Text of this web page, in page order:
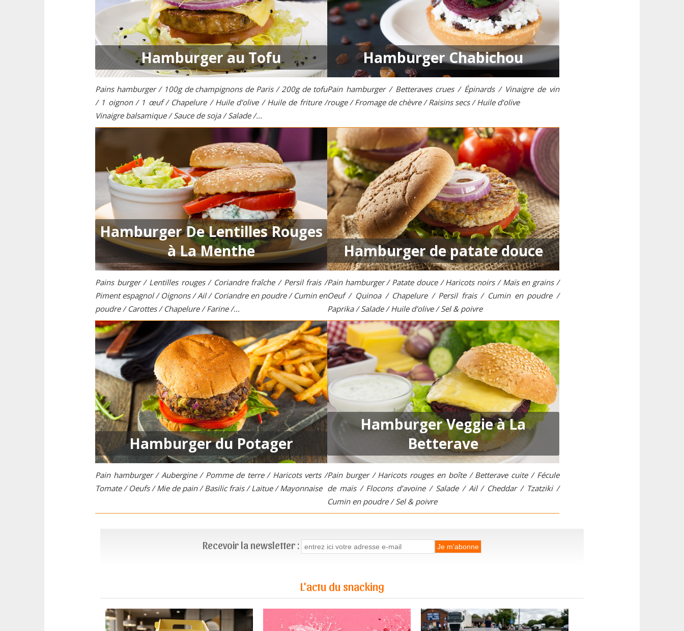
Hamburger au Tofu
Pains hamburger / 100g de champignons de Paris / 200g de tofu
/ 1 oignon / 1 œuf / Chapelure / Huile d'olive / Huile de friture /
Vinaigre balsamique / Sauce de soja / Salade /...
Hamburger Chabichou
Pain hamburger / Betteraves crues / Épinards / Vinaigre de vin
rouge / Fromage de chèvre / Raisins secs / Huile d’olive
Hamburger De Lentilles Rouges
à La Menthe
Pains burger / Lentilles rouges / Coriandre fraîche / Persil frais /
Piment espagnol / Oignons / Ail / Coriandre en poudre / Cumin en
poudre / Carottes / Chapelure / Farine /...
Hamburger de patate douce
Pain hamburger / Patate douce / Haricots noirs / Maïs en grains /
Oeuf / Quinoa / Chapelure / Persil frais / Cumin en poudre /
Paprika / Salade / Huile d'olive / Sel & poivre
Hamburger du Potager
Pain hamburger / Aubergine / Pomme de terre / Haricots verts /
Tomate / Oeufs / Mie de pain / Basilic frais / Laitue / Mayonnaise
Hamburger Veggie à La
Betterave
Pain burger / Haricots rouges en boîte / Betterave cuite / Fécule
de maïs / Flocons d’avoine / Salade / Ail / Cheddar / Tzatziki /
Cumin en poudre / Sel & poivre
Recevoir la newsletter :
L'actu du snacking